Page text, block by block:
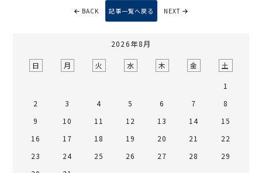
BACK 記事一覧へ戻る NEXT
2026年8月
日 月 火 水 木 金 土
1
2
3 4 5 6 7
8
9
10 11 12 13 14
15
16
17 18 19 20 21
22
23
24 25 26 27 28
29